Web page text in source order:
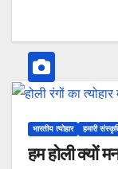
भारतीय त्योहार हमारी
हम होली क्यों